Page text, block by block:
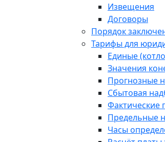
Извещения
Договоры
Порядок
Тарифы для
Единые
Значения
Прогнозные
Сбытовая
Фактические
Предельные
Часы